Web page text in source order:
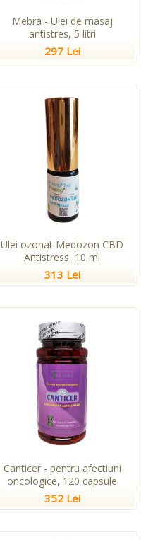
Mebra - Ulei de masaj
antistres, 5 litri
297 Lei
Ulei ozonat Medozon CBD
Antistress, 10 ml
313 Lei
Canticer - pentru afectiuni
oncologice, 120 capsule
352 Lei